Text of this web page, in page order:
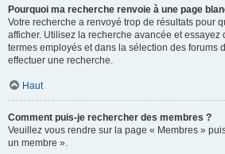
Pourquoi ma recherche renvoie à une page
Votre recherche a renvoyé trop de résultats pour
afficher. Utilisez la recherche avancée et essayez
termes employés et dans la sélection des forums
effectuer une recherche.
Haut
Comment puis-je rechercher des membres ?
Veuillez vous rendre sur la page « Membres »
un membre ».